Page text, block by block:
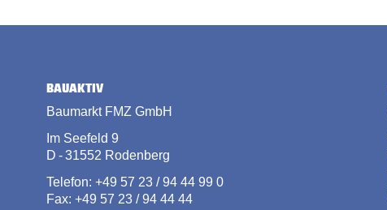
BAUAKTIV
Baumarkt FMZ GmbH
Im Seefeld 9
D - 31552 Rodenberg
Telefon: +49 57 23 / 94 44 99 0
Fax: +49 57 23 / 94 44 44